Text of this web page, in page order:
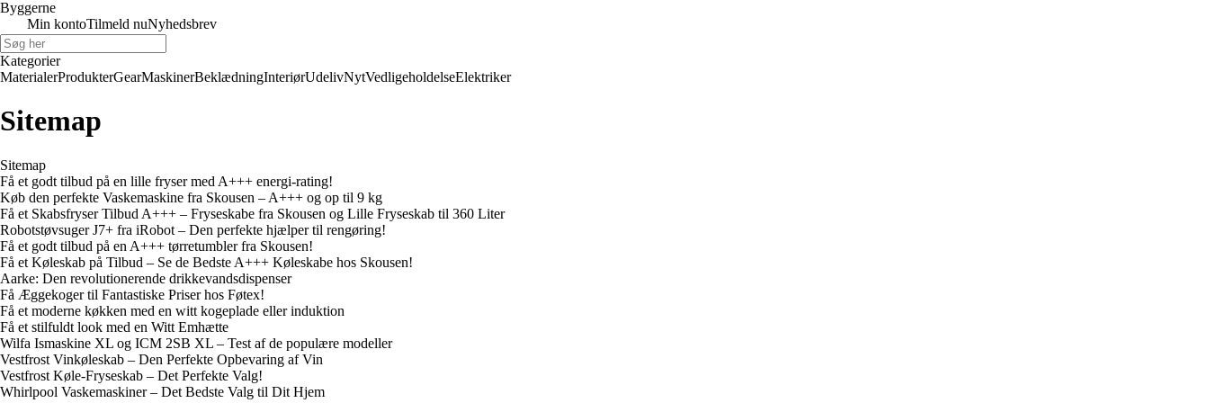
Byggerne
Min kontoTilmeld nuNyhedsbrev
Kategorier
MaterialerProdukterGearMaskinerBeklædningInteriørUdelivNytVedligeholdelseElektriker
Sitemap
Sitemap
Få et godt tilbud på en lille fryser med A+++ energi-rating!
Køb den perfekte Vaskemaskine fra Skousen – A+++ og op til 9 kg
Få et Skabsfryser Tilbud A+++ – Fryseskabe fra Skousen og Lille Fryseskab til 360 Liter
Robotstøvsuger J7+ fra iRobot – Den perfekte hjælper til rengøring!
Få et godt tilbud på en A+++ tørretumbler fra Skousen!
Få et Køleskab på Tilbud – Se de Bedste A+++ Køleskabe hos Skousen!
Aarke: Den revolutionerende drikkevandsdispenser
Få Æggekoger til Fantastiske Priser hos Føtex!
Få et moderne køkken med en witt kogeplade eller induktion
Få et stilfuldt look med en Witt Emhætte
Wilfa Ismaskine XL og ICM 2SB XL – Test af de populære modeller
Vestfrost Vinkøleskab – Den Perfekte Opbevaring af Vin
Vestfrost Køle-Fryseskab – Det Perfekte Valg!
Whirlpool Vaskemaskiner – Det Bedste Valg til Dit Hjem